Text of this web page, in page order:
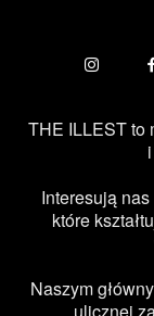
THE ILLEST to
Interesują
które
Naszym